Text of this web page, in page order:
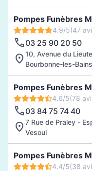
Pompes Funèbres
4.9/5(47
03 25 90 20 50
10, Avenue du
Bourbonne-les-Bains
Pompes Funèbres
4.6/5(78
03 84 75 74 40
7 Rue de Praley -
Vesoul
Pompes Funèbres
4.4/5(38